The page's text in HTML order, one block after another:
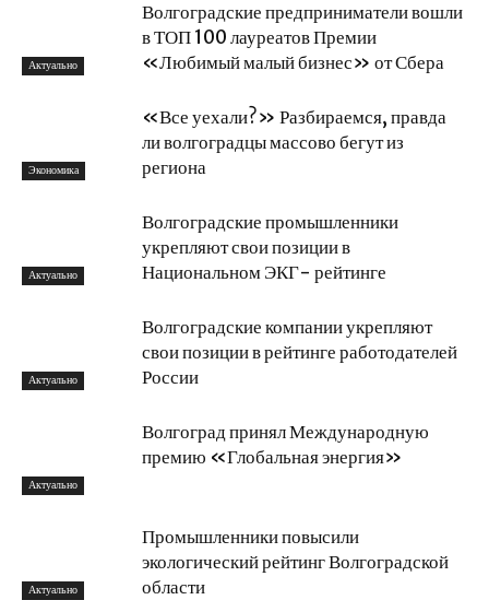
Актуально
Волгоградские предприниматели вошли
в ТОП 100 лауреатов Премии
«Любимый малый бизнес» от Сбера
Экономика
«Все уехали?» Разбираемся, правда
ли волгоградцы массово бегут из
региона
Актуально
Волгоградские промышленники
укрепляют свои позиции в
Национальном ЭКГ- рейтинге
Актуально
Волгоградские компании укрепляют
свои позиции в рейтинге работодателей
России
Актуально
Волгоград принял Международную
премию «Глобальная энергия»
Актуально
Промышленники повысили
экологический рейтинг Волгоградской
области